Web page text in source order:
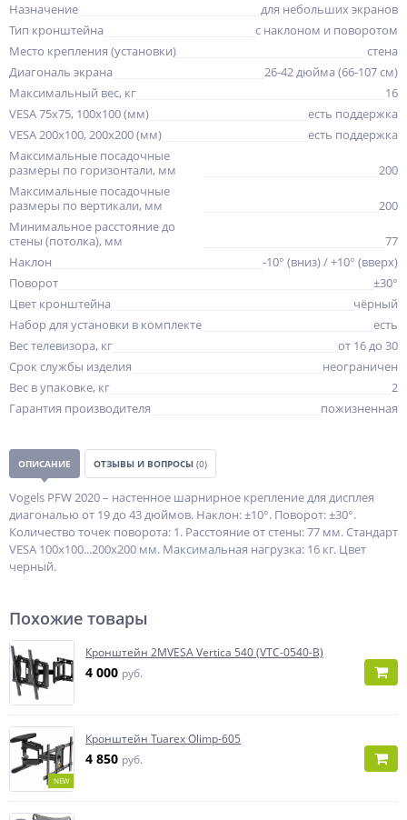
Назначение
для небольших экранов
Тип кронштейна
с наклоном и поворотом
Место крепления (установки)
стена
Диагональ экрана
26-42 дюйма (66-107 см)
Максимальный вес, кг
16
VESA 75x75, 100x100 (мм)
есть поддержка
VESA 200x100, 200x200 (мм)
есть поддержка
Максимальные посадочные
размеры по горизонтали, мм
200
Максимальные посадочные
размеры по вертикали, мм
200
Минимальное расстояние до
стены (потолка), мм
77
Наклон
-10° (вниз) / +10° (вверх)
Поворот
±30°
Цвет кронштейна
чёрный
Набор для установки в комплекте
есть
Вес телевизора, кг
от 16 до 30
Срок службы изделия
неограничен
Вес в упаковке, кг
2
Гарантия производителя
пожизненная
ОПИСАНИЕ ОТЗЫВЫ И ВОПРОСЫ (0)
Vogels PFW 2020 – настенное шарнирное крепление для дисплея
диагональю от 19 до 43 дюймов. Наклон: ±10°. Поворот: ±30°.
Количество точек поворота: 1. Расстояние от стены: 77 мм. Стандарт
VESA 100х100...200х200 мм. Максимальная нагрузка: 16 кг. Цвет
черный.
Похожие товары
Кронштейн 2MVESA Vertica 540 (VTC-0540-B)
4 000 руб.
NEW
Кронштейн Tuarex Olimp-605
4 850 руб.